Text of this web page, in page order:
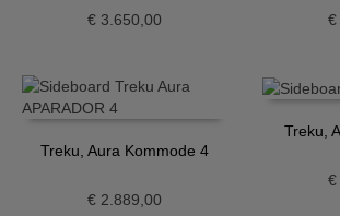
€3.650,00
€
Treku, Aura Kommode 4
€2.889,00
Treku,
€